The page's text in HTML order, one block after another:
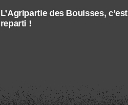
L’Agripartie des Bouisses, c’est
reparti !